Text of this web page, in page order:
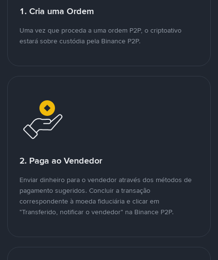
1. Cria uma Ordem
Uma vez que proceda a uma ordem P2P, o criptoativo
estará sobre custódia pela Binance P2P.
2. Paga ao Vendedor
Enviar dinheiro para o vendedor através dos métodos de
pagamento sugeridos. Concluir a transação
correspondente à moeda fiduciária e clicar em
"Transferido, notificar o vendedor" na Binance P2P.